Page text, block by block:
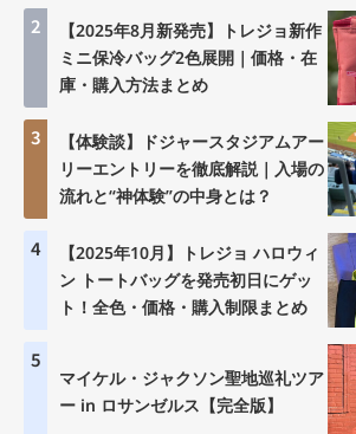
2
【2025年8月新発売】トレジョ新作
ミニ保冷バッグ2色展開｜価格・在
庫・購入方法まとめ
3
【体験談】ドジャースタジアムアー
リーエントリーを徹底解説｜入場の
流れと“神体験”の中身とは？
4
【2025年10月】トレジョ ハロウィ
ン トートバッグを発売初日にゲッ
ト！全色・価格・購入制限まとめ
5
マイケル・ジャクソン聖地巡礼ツア
ー in ロサンゼルス【完全版】